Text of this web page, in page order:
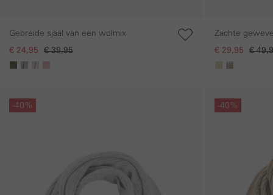
Gebreide sjaal van een wolmix
€ 24,95 € 39,95
Zachte
€ 29,95 €
-40% -40%